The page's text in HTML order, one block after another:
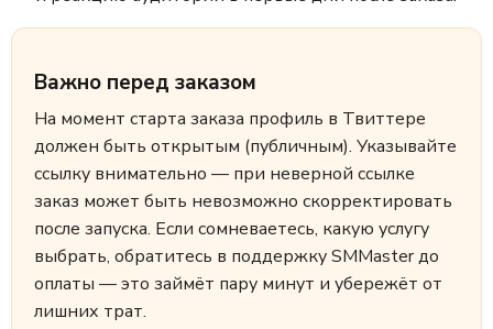
Важно перед заказом
На момент старта заказа профиль в Твиттере
должен быть открытым (публичным). Указывайте
ссылку внимательно — при неверной ссылке
заказ может быть невозможно скорректировать
после запуска. Если сомневаетесь, какую услугу
выбрать, обратитесь в поддержку SMMaster до
оплаты — это займёт пару минут и убережёт от
лишних трат.